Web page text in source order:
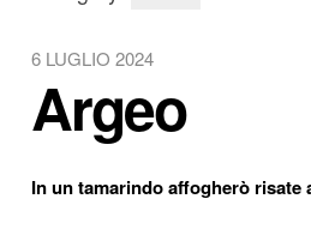
6 LUGLIO 2024
Argeo
In un tamarindo affogherò risate